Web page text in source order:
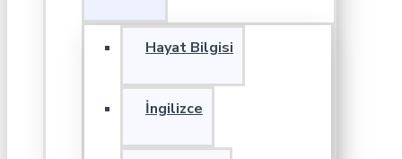
Hayat Bilgisi
İngilizce